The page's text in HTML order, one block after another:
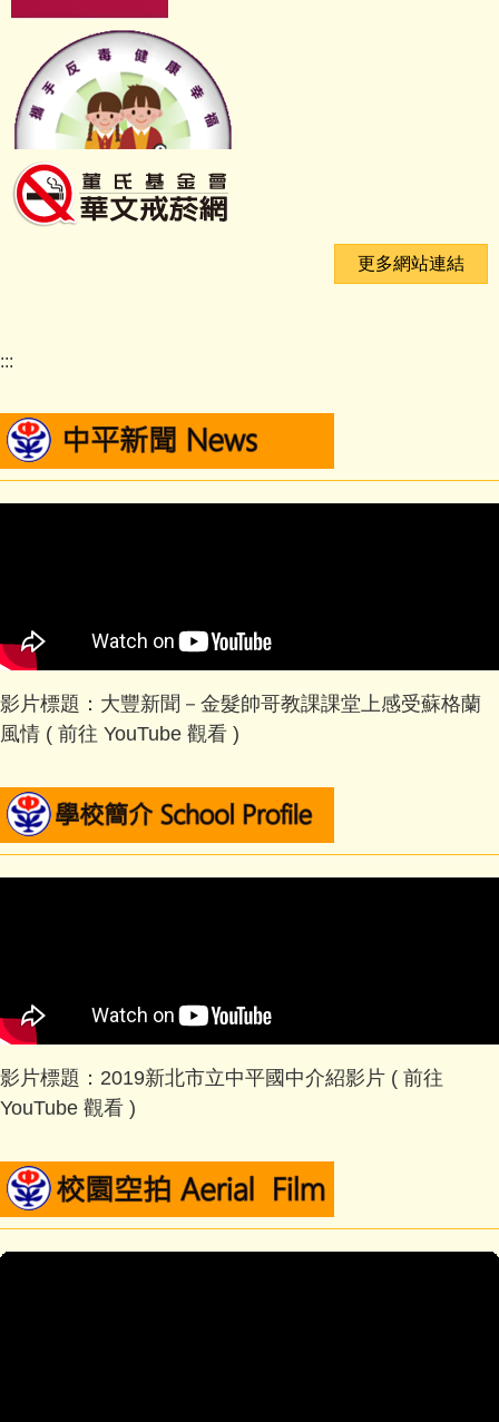
更多網站連結
:::
影片標題：大豐新聞－金髮帥哥教課課堂上感受蘇格蘭
風情 ( 前往 YouTube 觀看 )
影片標題：2019新北市立中平國中介紹影片 ( 前往
YouTube 觀看 )